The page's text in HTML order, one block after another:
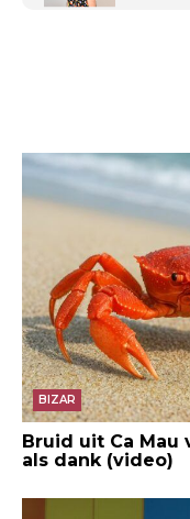
BIZAR
Bruid uit Ca Mau
als dank (video)